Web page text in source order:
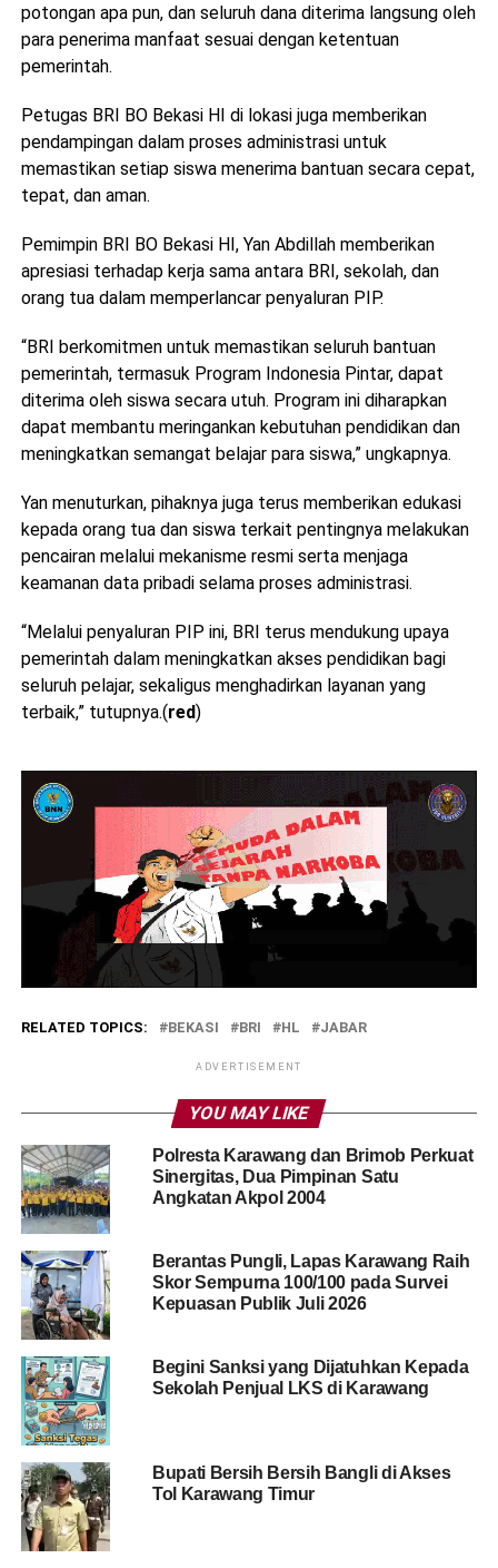
potongan apa pun, dan seluruh dana diterima langsung oleh
para penerima manfaat sesuai dengan ketentuan
pemerintah.
Petugas BRI BO Bekasi HI di lokasi juga memberikan
pendampingan dalam proses administrasi untuk
memastikan setiap siswa menerima bantuan secara cepat,
tepat, dan aman.
Pemimpin BRI BO Bekasi HI, Yan Abdillah memberikan
apresiasi terhadap kerja sama antara BRI, sekolah, dan
orang tua dalam memperlancar penyaluran PIP.
“BRI berkomitmen untuk memastikan seluruh bantuan
pemerintah, termasuk Program Indonesia Pintar, dapat
diterima oleh siswa secara utuh. Program ini diharapkan
dapat membantu meringankan kebutuhan pendidikan dan
meningkatkan semangat belajar para siswa,” ungkapnya.
Yan menuturkan, pihaknya juga terus memberikan edukasi
kepada orang tua dan siswa terkait pentingnya melakukan
pencairan melalui mekanisme resmi serta menjaga
keamanan data pribadi selama proses administrasi.
“Melalui penyaluran PIP ini, BRI terus mendukung upaya
pemerintah dalam meningkatkan akses pendidikan bagi
seluruh pelajar, sekaligus menghadirkan layanan yang
terbaik,” tutupnya.(red)
RELATED TOPICS: BEKASI BRI HL JABAR
ADVERTISEMENT
YOU MAY LIKE
Polresta Karawang dan Brimob Perkuat
Sinergitas, Dua Pimpinan Satu
Angkatan Akpol 2004
Berantas Pungli, Lapas Karawang Raih
Skor Sempurna 100/100 pada Survei
Kepuasan Publik Juli 2026
Begini Sanksi yang Dijatuhkan Kepada
Sekolah Penjual LKS di Karawang
Bupati Bersih Bersih Bangli di Akses
Tol Karawang Timur